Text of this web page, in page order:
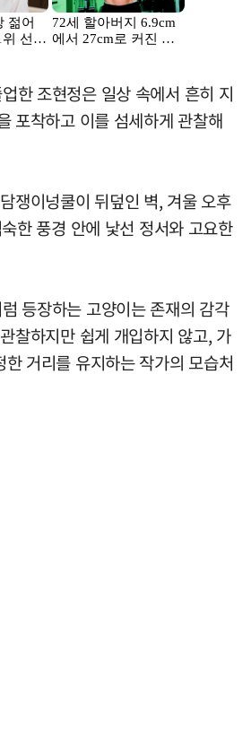
한 조현정은 일상 속에서 흔히 지
포착하고 이를 섬세하게 관찰해
쟁이넝쿨이 뒤덮인 벽, 겨울 오후
한 풍경 안에 낯선 정서와 고요한
등장하는 고양이는 존재의 감각
찰하지만 쉽게 개입하지 않고, 가
거리를 유지하는 작가의 모습처